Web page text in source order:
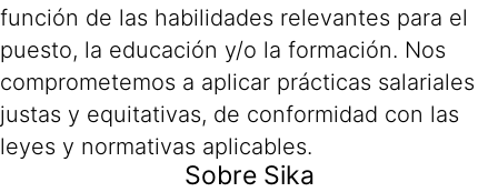
función de las habilidades relevantes para el
puesto, la educación y/o la formación. Nos
comprometemos a aplicar prácticas salariales
justas y equitativas, de conformidad con las
leyes y normativas aplicables.
Sobre Sika